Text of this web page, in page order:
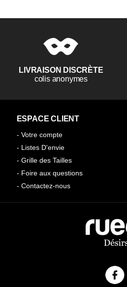
LIVRAISON DISCRÈTE
colis anonymes
ESPACE CLIENT
- Votre compte
- Listes D'envie
- Grille des Tailles
- Foire aux questions
- Contactez-nous